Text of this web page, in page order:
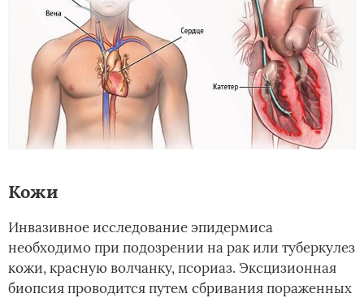
Кожи
Инвазивное исследование эпидермиса
необходимо при подозрении на рак или туберкулез
кожи, красную волчанку, псориаз. Эксцизионная
биопсия проводится путем сбривания пораженных